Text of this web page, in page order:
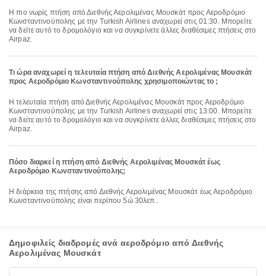
Η πιο νωρίς πτήση από Διεθνής Αερολιμένας Μουσκάτ προς Αεροδρόμιο
Κωνσταντινούπολης με την Turkish Airlines αναχωρεί στις 01:30. Μπορείτε
να δείτε αυτό το δρομολόγιο και να συγκρίνετε άλλες διαθέσιμες πτήσεις στο
Airpaz.
Τι ώρα αναχωρεί η τελευταία πτήση από Διεθνής Αερολιμένας Μουσκάτ
προς Αεροδρόμιο Κωνσταντινούπολης χρησιμοποιώντας το ;
Η τελευταία πτήση από Διεθνής Αερολιμένας Μουσκάτ προς Αεροδρόμιο
Κωνσταντινούπολης με την Turkish Airlines αναχωρεί στις 13:00. Μπορείτε
να δείτε αυτό το δρομολόγιο και να συγκρίνετε άλλες διαθέσιμες πτήσεις στο
Airpaz.
Πόσο διαρκεί η πτήση από Διεθνής Αερολιμένας Μουσκάτ έως
Αεροδρόμιο Κωνσταντινούπολης;
Η διάρκεια της πτήσης από Διεθνής Αερολιμένας Μουσκάτ έως Αεροδρόμιο
Κωνσταντινούπολης είναι περίπου 5ώ 30λεπ..
Δημοφιλείς διαδρομές ανά αεροδρόμιο από Διεθνής
Αερολιμένας Μουσκάτ